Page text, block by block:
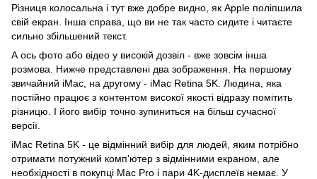
Різниця колосальна і тут вже добре видно, як Apple поліпшила
свій екран. Інша справа, що ви не так часто сидите і читаєте
сильно збільшений текст.
А ось фото або відео у високій дозвіл - вже зовсім інша
розмова. Нижче представлені два зображення. На першому
звичайний iMac, на другому - iMac Retina 5K. Людина, яка
постійно працює з контентом високої якості відразу помітить
різницю. І його вибір точно зупиниться на більш сучасної
версії.
iMac Retina 5K - це відмінний вибір для людей, яким потрібно
отримати потужний комп'ютер з відмінними екраном, але
необхідності в покупці Mac Pro і пари 4K-дисплеїв немає. У